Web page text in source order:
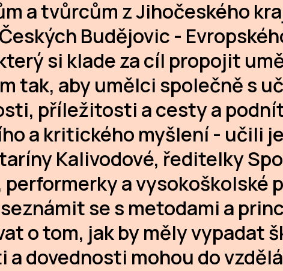
a tvůrcům z Jihočeského
Budějovic -
si klade za cíl propojit
tak, aby umělci společně s
příležitosti a cesty a
a kritického myšlení - učili
Kalivodové, ředitelky
performerky a vysokoškolské
se s metodami a
o tom, jak by měly vypadat
a dovednosti mohou do